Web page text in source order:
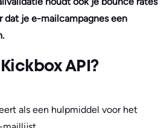
dat je e-mailcampagnes een
API?
als een hulpmiddel voor het